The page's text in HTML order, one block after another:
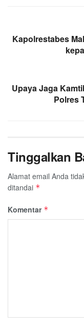
Kapolrestabes
Upaya Jaga
Polres
Tinggalkan
Alamat email Anda
ditandai *
Komentar *